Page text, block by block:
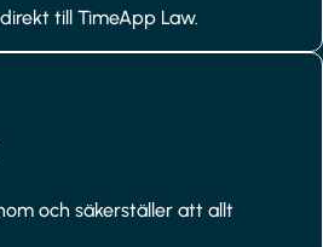
till TimeApp Law.
och säkerställer att allt